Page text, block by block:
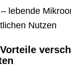
lebende
Nutzen